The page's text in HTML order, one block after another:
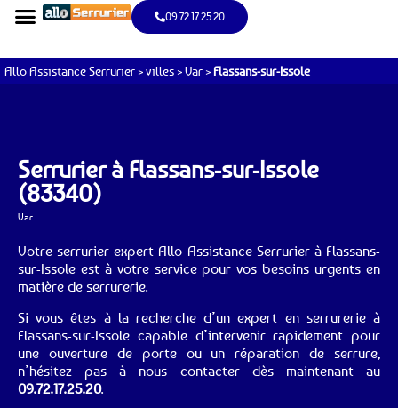
09.72.17.25.20
Allo Assistance Serrurier >villes >Var >Flassans-sur-Issole
Serrurier à Flassans-sur-Issole
(83340)
Var
Votre serrurier expert Allo Assistance Serrurier à Flassans-
sur-Issole est à votre service pour vos besoins urgents en
matière de serrurerie.
Si vous êtes à la recherche d’un expert en serrurerie à
Flassans-sur-Issole capable d’intervenir rapidement pour
une ouverture de porte ou un réparation de serrure,
n’hésitez pas à nous contacter dès maintenant au
09.72.17.25.20.